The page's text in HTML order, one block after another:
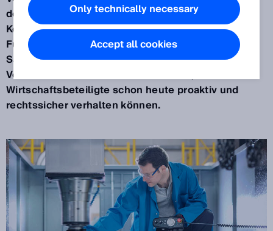
der bislang bequeme Weg der
Konformitätsvermutung. Dirk Heeren, Certified
Functional Safety Application Expert – SGS TÜV
Saar & Safety Competence Specialist bei der SICK
Vertriebs-GmbH in Düsseldorf erklärt, wie sich
Wirtschaftsbeteiligte schon heute proaktiv und
rechtssicher verhalten können.
Only technically necessary
Accept all cookies